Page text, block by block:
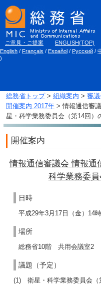
ご意見・ご提案 ENGLISH(TOP)
English / Français / Español / Русский /
)
総務省トップ> 組織案内 > 審
開催案内 2017年> 情報通信審
星・科学業務委員会（第14回）
開催案内
情報通信審議会 情報
科学業務委
日時
平成29年3月17日（金）14
場所
総務省10階 共用会議室2
議題（予定）
(1) 衛星・科学業務委員会（